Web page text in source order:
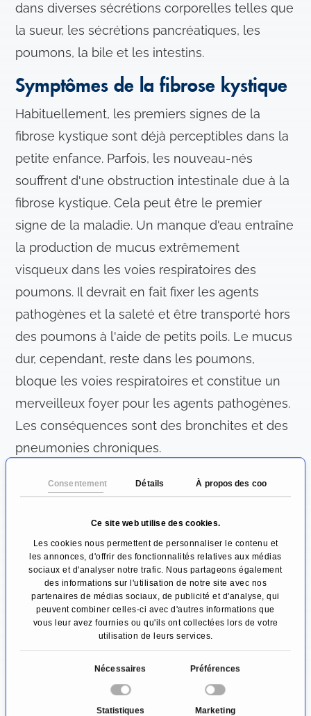
Consentement Détails À propos des cookies
Ce site web utilise des cookies.
Les cookies nous permettent de personnaliser le contenu et
les annonces, d'offrir des fonctionnalités relatives aux médias
sociaux et d'analyser notre trafic. Nous partageons également
des informations sur l'utilisation de notre site avec nos
partenaires de médias sociaux, de publicité et d'analyse, qui
peuvent combiner celles-ci avec d'autres informations que
vous leur avez fournies ou qu'ils ont collectées lors de votre
utilisation de leurs services.
Nécessaires Préférences
Statistiques Marketing
dans diverses sécrétions corporelles telles que
la sueur, les sécrétions pancréatiques, les
poumons, la bile et les intestins.
Symptômes de la fibrose kystique
Habituellement, les premiers signes de la
fibrose kystique sont déjà perceptibles dans la
petite enfance. Parfois, les nouveau-nés
souffrent d'une obstruction intestinale due à la
fibrose kystique. Cela peut être le premier
signe de la maladie. Un manque d'eau entraîne
la production de mucus extrêmement
visqueux dans les voies respiratoires des
poumons. Il devrait en fait fixer les agents
pathogènes et la saleté et être transporté hors
des poumons à l'aide de petits poils. Le mucus
dur, cependant, reste dans les poumons,
bloque les voies respiratoires et constitue un
merveilleux foyer pour les agents pathogènes.
Les conséquences sont des bronchites et des
pneumonies chroniques.
La fibrose kystique entraîne également la
visqueuses dans le pancréas. Comme il bloque
également les canaux excréteurs, l'organe se
digère lui-même par les sucs digestifs. De plus,
les enzymes manquent dans les intestins et
les composants alimentaires peuvent être plus
difficilement absorbés. Cela entraîne des
troubles de la croissance. Malheureusement,
les organes reproducteurs sont également